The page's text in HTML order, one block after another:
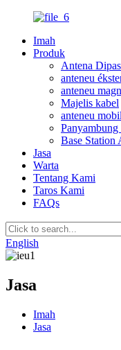
Imah
Produk
Antena
anteneu
anteneu
Majelis kabel
anteneu
Panyambung
Base Station
Jasa
Warta
Tentang Kami
Taros Kami
FAQs
English
Jasa
Imah
Jasa